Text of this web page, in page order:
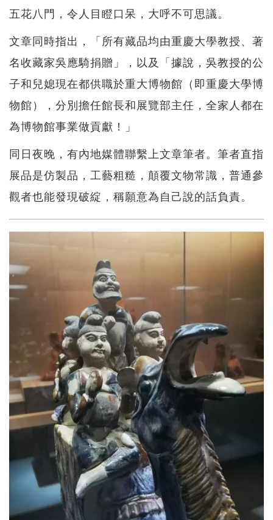
五花八門，令人目瞪口呆，大呼不可思議。
文章同時指出，「所有藏品均由重慶大學教授、著
名收藏家吳應騎捐贈」，以及「據說，吳教授的公
子和兒媳現在都供職於重大博物館（即重慶大學博
物館），分別擔任館長和展覽部主任，全家人都在
為博物館事業做貢獻！」
同日夜晚，有內地媒體聯繫上文章筆者。筆者直指
展品是仿製品，工藝粗糙，顛覆文物常識，普通參
觀者也能發現破綻，稱願意為自己說的話負責。